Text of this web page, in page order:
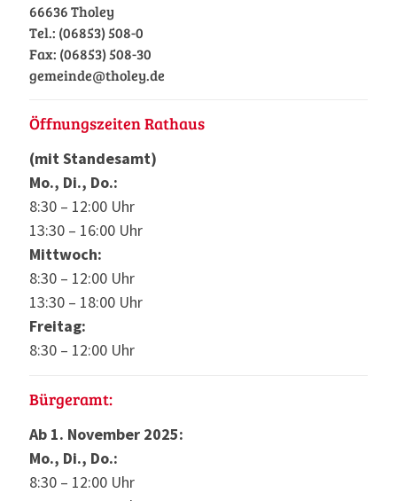
66636 Tholey
Tel.: (06853) 508-0
Fax: (06853) 508-30
gemeinde@tholey.de
Öffnungszeiten Rathaus
(mit Standesamt)
Mo., Di., Do.:
8:30 – 12:00 Uhr
13:30 – 16:00 Uhr
Mittwoch:
8:30 – 12:00 Uhr
13:30 – 18:00 Uhr
Freitag:
8:30 – 12:00 Uhr
Bürgeramt:
Ab 1. November 2025:
Mo., Di., Do.:
8:30 – 12:00 Uhr